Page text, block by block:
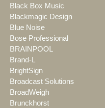
Black Box Music
Blackmagic Design
Blue Noise
Bose Professional
BRAINPOOL
Brand-L
BrightSign
Broadcast Solutions
BroadWeigh
Brunckhorst